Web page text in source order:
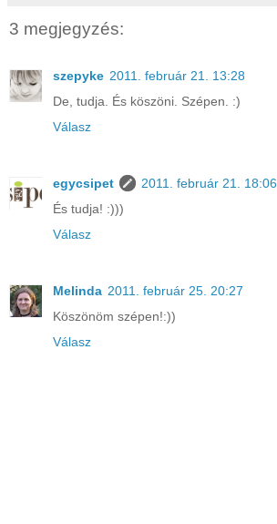
3 megjegyzés:
szepyke 2011. február 21. 13:28
De, tudja. És köszöni. Szépen. :)
Válasz
egycsipet
2011. február 21. 18:06
És tudja! :)))
Válasz
Melinda 2011. február 25. 20:27
Köszönöm szépen!:))
Válasz